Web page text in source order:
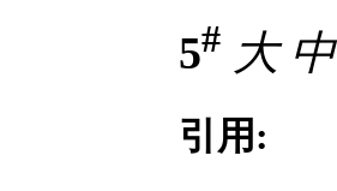
5# 大 中
引用: